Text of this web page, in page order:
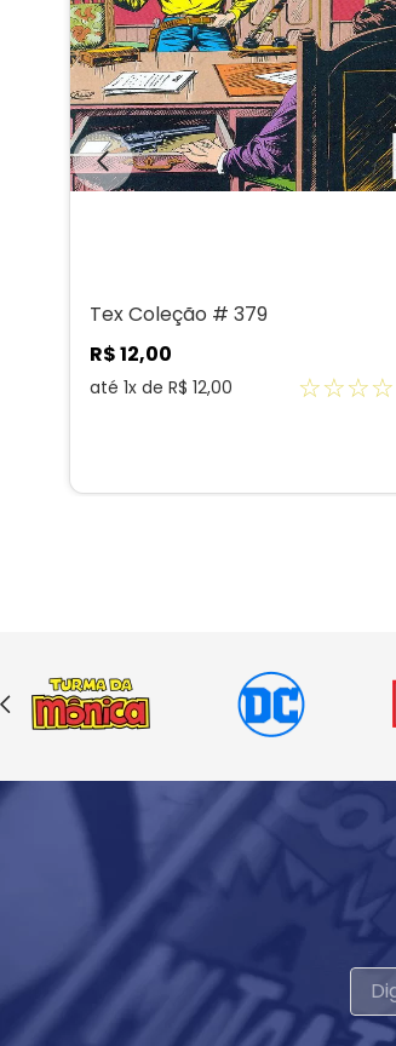
Tex Coleção # 379
R$12,00
até 1x de R$ 12,00 ☆☆☆☆